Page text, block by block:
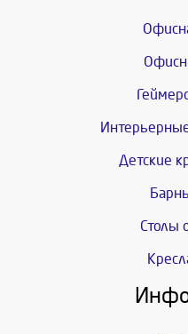
Детские
Столы